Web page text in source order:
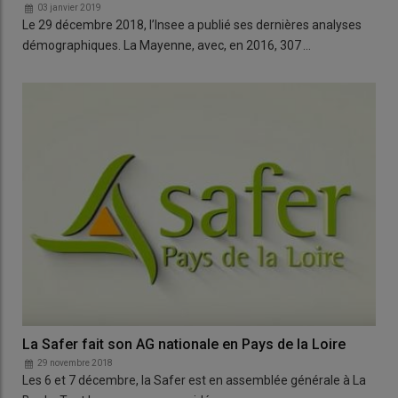
03 janvier 2019
Le 29 décembre 2018, l’Insee a publié ses dernières analyses
démographiques. La Mayenne, avec, en 2016, 307 …
La Safer fait son AG nationale en Pays de la Loire
29 novembre 2018
Les 6 et 7 décembre, la Safer est en assemblée générale à La